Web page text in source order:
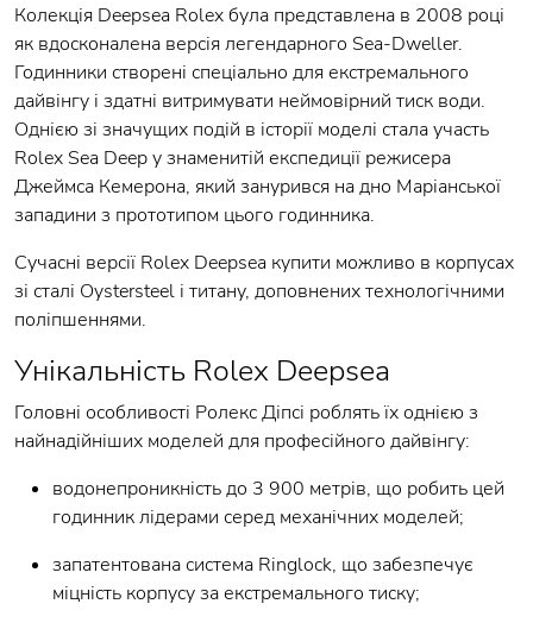
Колекція Deepsea Rolex була представлена в 2008 році
як вдосконалена версія легендарного Sea-Dweller.
Годинники створені спеціально для екстремального
дайвінгу і здатні витримувати неймовірний тиск води.
Однією зі значущих подій в історії моделі стала участь
Rolex Sea Deep у знаменитій експедиції режисера
Джеймса Кемерона, який занурився на дно Маріанської
западини з прототипом цього годинника.
Сучасні версії Rolex Deepsea купити можливо в корпусах
зі сталі Oystersteel і титану, доповнених технологічними
поліпшеннями.
Унікальність Rolex Deepsea
Головні особливості Ролекс Діпсі роблять їх однією з
найнадійніших моделей для професійного дайвінгу:
водонепроникність до 3 900 метрів, що робить цей
годинник лідерами серед механічних моделей;
запатентована система Ringlock, що забезпечує
міцність корпусу за екстремального тиску;